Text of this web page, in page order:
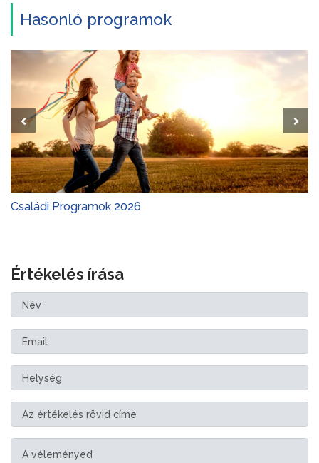
Hasonló programok
Családi Programok 2026
Értékelés írása